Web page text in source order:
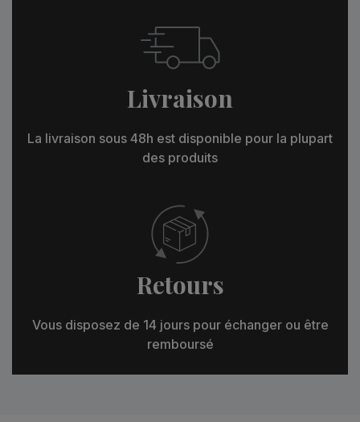
Livraison
La livraison sous 48h est disponible pour la plupart
des produits
Retours
Vous disposez de 14 jours pour échanger ou être
remboursé